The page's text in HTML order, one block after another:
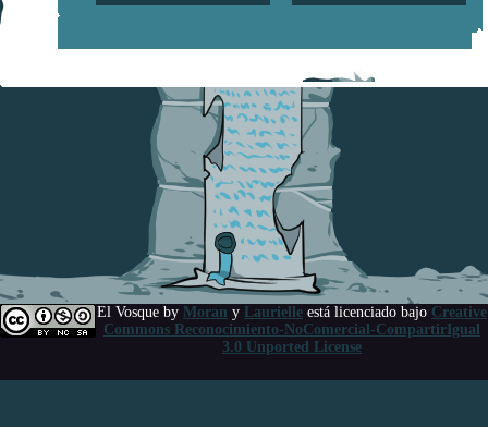
El Vosque by Moran y Laurielle está licenciado bajo Creative
Commons Reconocimiento-NoComercial-CompartirIgual
3.0 Unported License